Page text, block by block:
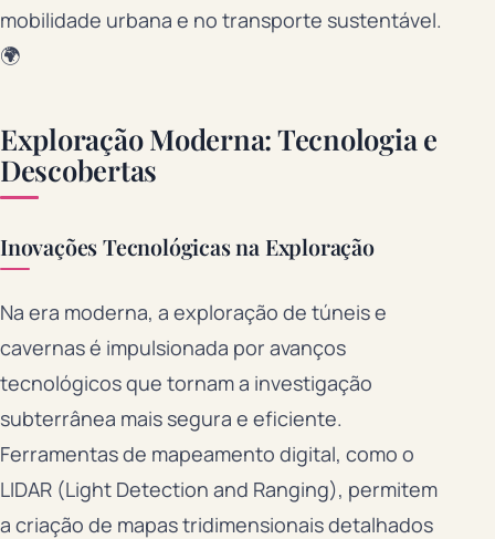
mobilidade urbana e no transporte sustentável.
🌍
Exploração Moderna: Tecnologia e
Descobertas
Inovações Tecnológicas na Exploração
Na era moderna, a exploração de túneis e
cavernas é impulsionada por avanços
tecnológicos que tornam a investigação
subterrânea mais segura e eficiente.
Ferramentas de mapeamento digital, como o
LIDAR (Light Detection and Ranging), permitem
a criação de mapas tridimensionais detalhados